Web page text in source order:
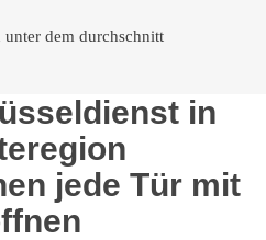
unter dem durchschnitt
in
jede Tür mit